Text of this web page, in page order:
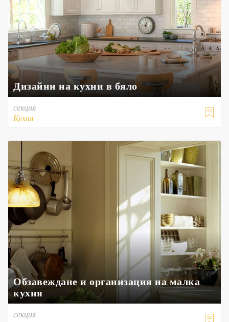
Дизайни на кухни в бяло

секция
Кухня
Обзавеждане и организация на малка
кухня
секция